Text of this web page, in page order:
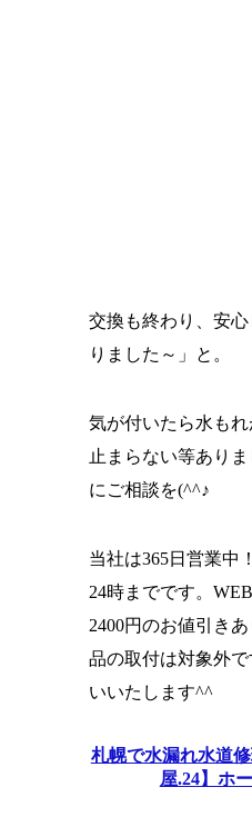
交換も終わり、安
りました～」と。
気が付いたら水も
止まらない等あり
にご相談を(^^♪
当社は365日営業中
24時までです。
2400円のお値引き
品の取付は対象外
いいたします^^
札幌で水漏れ水道
屋.24】ホ